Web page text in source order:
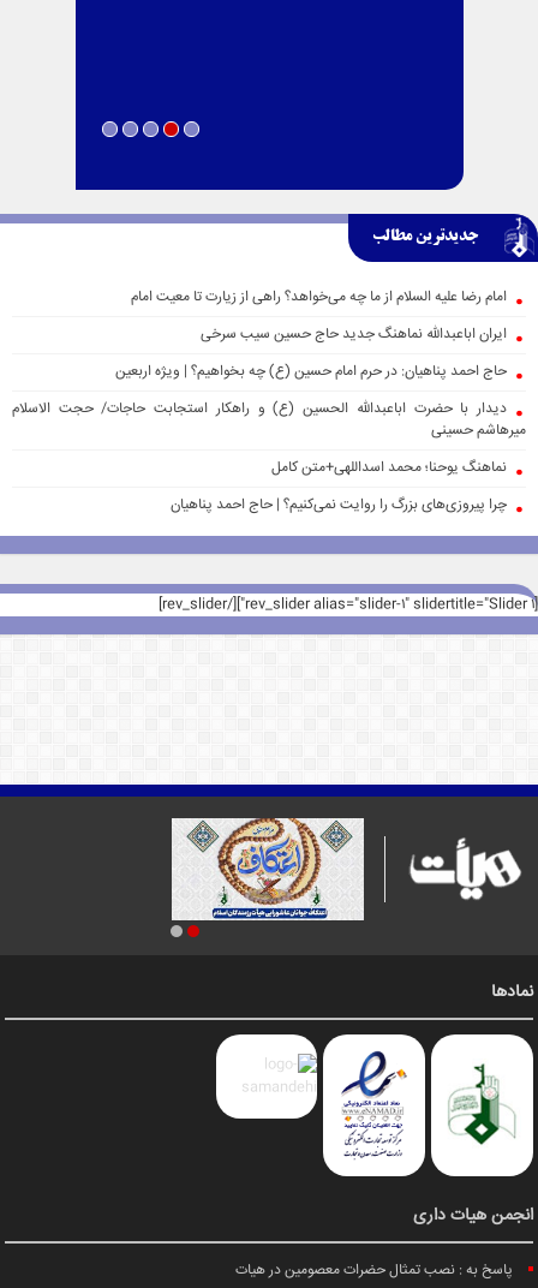
جدیدترین مطالب
امام رضا علیه السلام از ما چه می‌خواهد؟ راهی از زیارت تا معیت امام
ایران اباعبدالله نماهنگ جدید حاج حسین سیب سرخی
حاج احمد پناهیان: در حرم امام حسین (ع) چه بخواهیم؟ | ویژه اربعین
دیدار با حضرت اباعبدالله الحسین (ع) و راهکار استجابت حاجات/ حجت الاسلام
میرهاشم حسینی
نماهنگ یوحنا؛ محمد اسداللهی+متن کامل
چرا پیروزی‌های بزرگ را روایت نمی‌کنیم؟ | حاج احمد پناهیان
[rev_slider alias="slider-1" slidertitle="Slider 1"][/rev_slider]
نمادها
انجمن هیات داری
پاسخ به : نصب تمثال حضرات معصومین در هیات